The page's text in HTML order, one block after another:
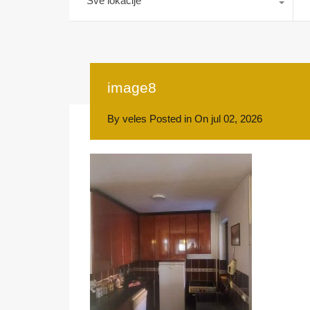
image8
By veles Posted in On jul 02, 2026